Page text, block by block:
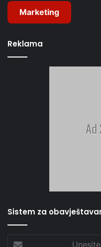
Marketing
Reklama
Sistem za